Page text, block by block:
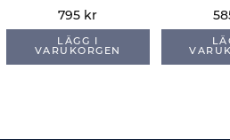
795 kr
LÄGG I
VARUKORGEN